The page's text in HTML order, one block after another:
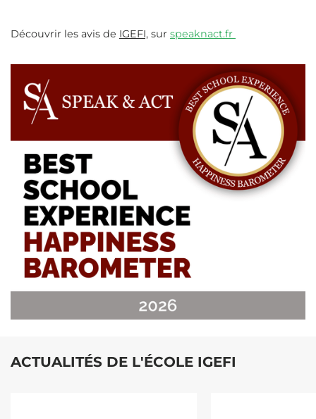
Découvrir les avis de IGEFI, sur speaknact.fr
ACTUALITÉS DE L'ÉCOLE IGEFI